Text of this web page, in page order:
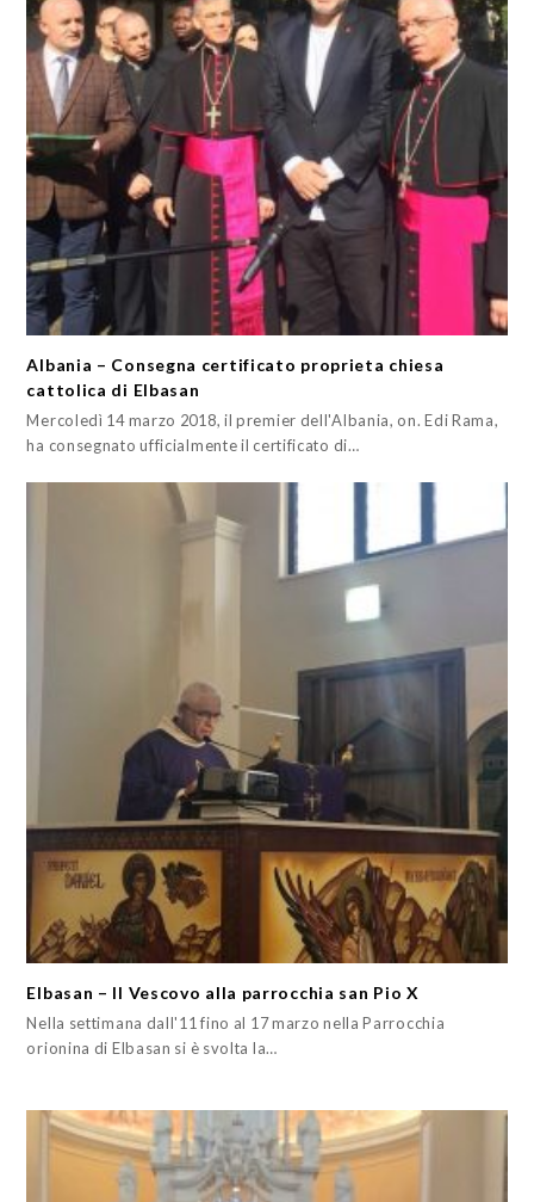
Albania – Consegna certificato proprieta chiesa
cattolica di Elbasan
Mercoledì 14 marzo 2018, il premier dell'Albania, on. Edi Rama,
ha consegnato ufficialmente il certificato di…
Elbasan – Il Vescovo alla parrocchia san Pio X
Nella settimana dall'11 fino al 17 marzo nella Parrocchia
orionina di Elbasan si è svolta la…